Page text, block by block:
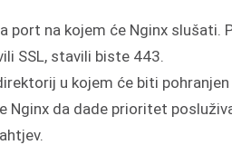
port na kojem će Nginx slušati.
SSL, stavili biste 443.
u kojem će biti
Nginx da dade prioritet